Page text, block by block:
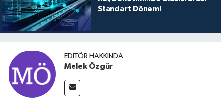
Standart Dönemi
EDITÖR HAKKINDA
Melek Özgür